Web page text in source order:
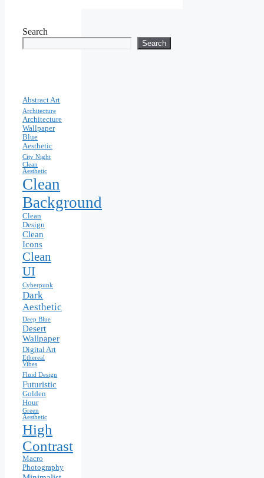
Search
Search
Abstract Art
Architecture
Architecture
Wallpaper
Blue
Aesthetic
City Night
Clean
Aesthetic
Clean
Background
Clean
Design
Clean
Icons
Clean
UI
Cyberpunk
Dark
Aesthetic
Deep Blue
Desert
Wallpaper
Digital Art
Ethereal
Vibes
Fluid Design
Futuristic
Golden
Hour
Green
Aesthetic
High
Contrast
Macro
Photography